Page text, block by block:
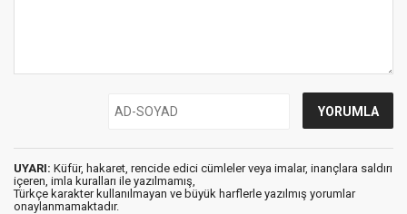
UYARI: Küfür, hakaret, rencide edici cümleler veya imalar, inançlara saldırı
içeren, imla kuralları ile yazılmamış,
Türkçe karakter kullanılmayan ve büyük harflerle yazılmış yorumlar
onaylanmamaktadır.